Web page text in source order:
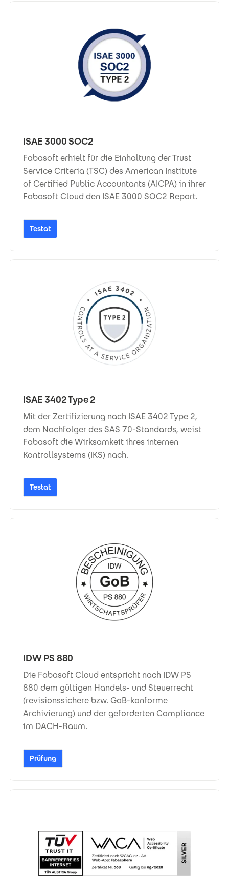
ISAE 3000 SOC2
Fabasoft erhielt für die Einhaltung der Trust
Service Criteria (TSC) des American Institute
of Certified Public Accountants (AICPA) in ihrer
Fabasoft Cloud den ISAE 3000 SOC2 Report.
Testat
ISAE 3402 Type 2
Mit der Zertifizierung nach ISAE 3402 Type 2,
dem Nachfolger des SAS 70-Standards, weist
Fabasoft die Wirksamkeit ihres internen
Kontrollsystems (IKS) nach.
Testat
IDW PS 880
Die Fabasoft Cloud entspricht nach IDW PS
880 dem gültigen Handels- und Steuerrecht
(revisionssichere bzw. GoB-konforme
Archivierung) und der geforderten Compliance
im DACH-Raum.
Prüfung